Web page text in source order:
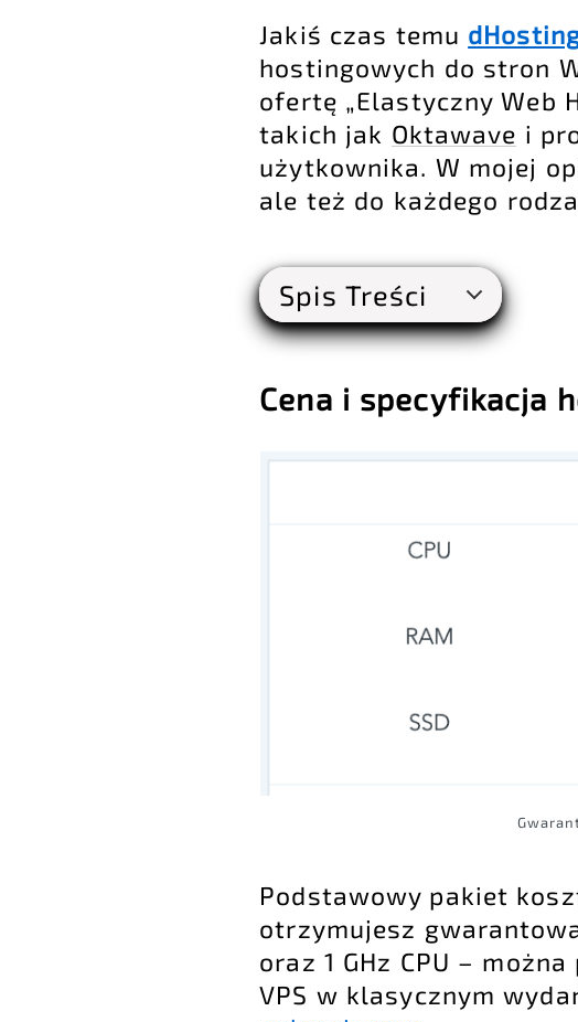
Jakiś czas temu
hostingowych do stron
ofertę „Elastyczny Web
takich jak Oktawave i
użytkownika. W mojej
ale też do każdego
Spis Treści
Cena i specyfikacja
Podstawowy pakiet
otrzymujesz
oraz 1 GHz CPU –
VPS w klasycznym